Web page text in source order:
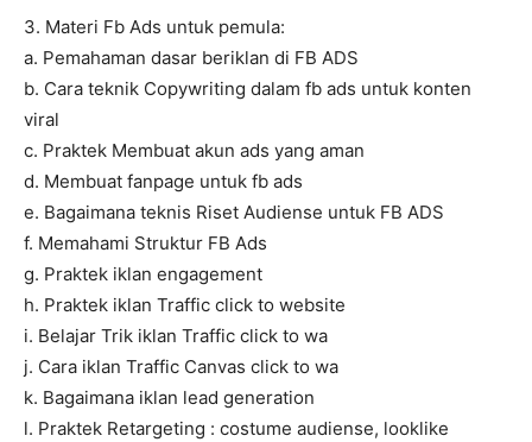
3. Materi Fb Ads untuk pemula:
a. Pemahaman dasar beriklan di FB ADS
b. Cara teknik Copywriting dalam fb ads untuk konten
viral
c. Praktek Membuat akun ads yang aman
d. Membuat fanpage untuk fb ads
e. Bagaimana teknis Riset Audiense untuk FB ADS
f. Memahami Struktur FB Ads
g. Praktek iklan engagement
h. Praktek iklan Traffic click to website
i. Belajar Trik iklan Traffic click to wa
j. Cara iklan Traffic Canvas click to wa
k. Bagaimana iklan lead generation
l. Praktek Retargeting : costume audiense, looklike